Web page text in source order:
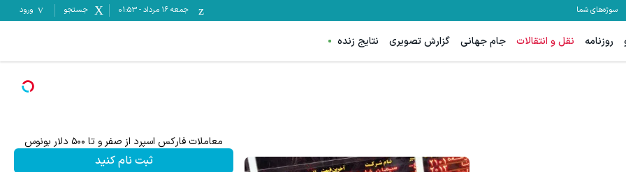
سوژه‌های شما جمعه ۱۶ مرداد -
01:53 جستجو ورود
روزنامه نقل و انتقالات جام جهانی گزارش تصویری نتایج زنده
معاملات فارکس اسپرد از صفر و تا ۵۰۰ دلار بونوس
ثبت نام کنید